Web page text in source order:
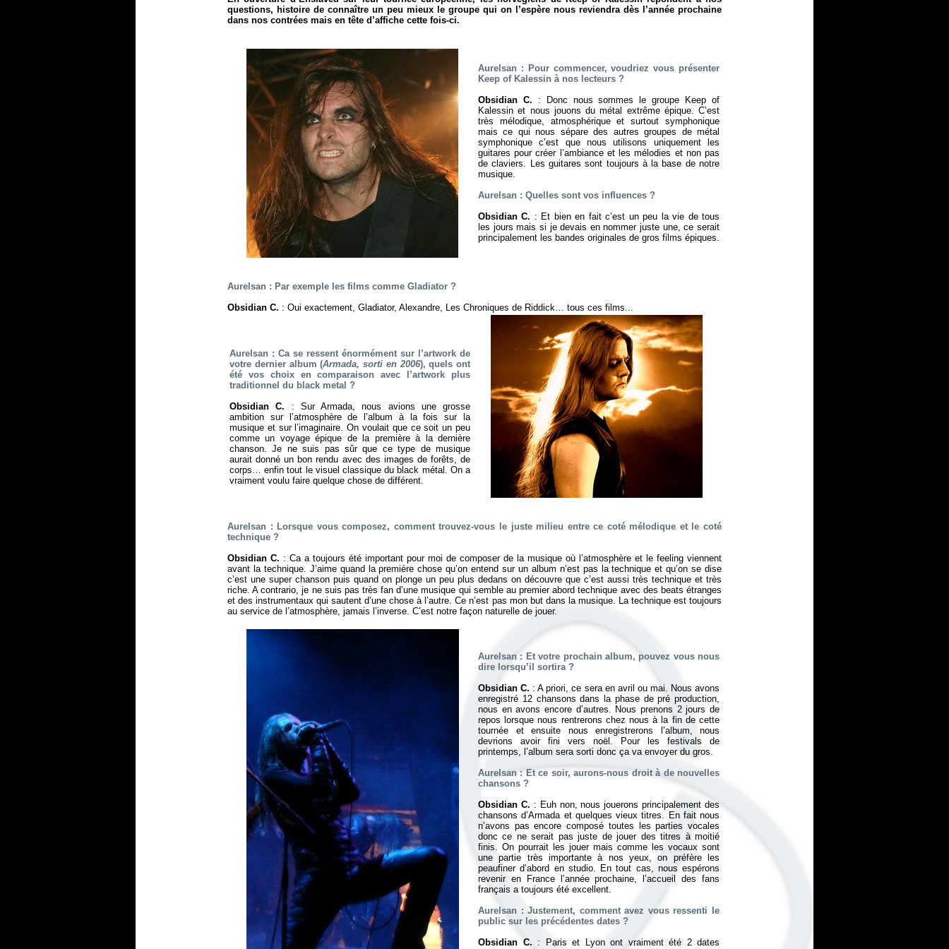
questions, histoire de connaître un peu mieux le groupe qui on l’espère nous reviendra dès l’année prochaine
dans nos contrées mais en tête d’affiche cette fois-ci.
Aurelsan : Pour commencer, voudriez vous présenter
Keep of Kalessin à nos lecteurs ?
Obsidian C. : Donc nous sommes le groupe Keep of
Kalessin et nous jouons du métal extrême épique. C’est
très mélodique, atmosphérique et surtout symphonique
mais ce qui nous sépare des autres groupes de métal
symphonique c’est que nous utilisons uniquement les
guitares pour créer l’ambiance et les mélodies et non pas
de claviers. Les guitares sont toujours à la base de notre
musique.
Aurelsan : Quelles sont vos influences ?
Obsidian C. : Et bien en fait c’est un peu la vie de tous
les jours mais si je devais en nommer juste une, ce serait
principalement les bandes originales de gros films épiques.
Aurelsan : Par exemple les films comme Gladiator ?
Obsidian C. : Oui exactement, Gladiator, Alexandre, Les Chroniques de Riddick… tous ces films...
Aurelsan : Ca se ressent énormément sur l’artwork de
votre dernier album (Armada, sorti en 2006), quels ont
été vos choix en comparaison avec l’artwork plus
traditionnel du black metal ?
Obsidian C. : Sur Armada, nous avions une grosse
ambition sur l’atmosphère de l’album à la fois sur la
musique et sur l’imaginaire. On voulait que ce soit un peu
comme un voyage épique de la première à la dernière
chanson. Je ne suis pas sûr que ce type de musique
aurait donné un bon rendu avec des images de forêts, de
corps… enfin tout le visuel classique du black métal. On a
vraiment voulu faire quelque chose de différent.
Aurelsan : Lorsque vous composez, comment trouvez-vous le juste milieu entre ce coté mélodique et le coté
technique ?
Obsidian C. : Ca a toujours été important pour moi de composer de la musique où l’atmosphère et le feeling viennent
avant la technique. J’aime quand la première chose qu’on entend sur un album n’est pas la technique et qu’on se dise
c’est une super chanson puis quand on plonge un peu plus dedans on découvre que c’est aussi très technique et très
riche. A contrario, je ne suis pas très fan d’une musique qui semble au premier abord technique avec des beats étranges
et des instrumentaux qui sautent d’une chose à l’autre. Ce n’est pas mon but dans la musique. La technique est toujours
au service de l’atmosphère, jamais l’inverse. C’est notre façon naturelle de jouer.
Aurelsan : Et votre prochain album, pouvez vous nous
dire lorsqu’il sortira ?
Obsidian C. : A priori, ce sera en avril ou mai. Nous avons
enregistré 12 chansons dans la phase de pré production,
nous en avons encore d’autres. Nous prenons 2 jours de
repos lorsque nous rentrerons chez nous à la fin de cette
tournée et ensuite nous enregistrerons l’album, nous
devrions avoir fini vers noël. Pour les festivals de
printemps, l’album sera sorti donc ça va envoyer du gros.
Aurelsan : Et ce soir, aurons-nous droit à de nouvelles
chansons ?
Obsidian C. : Euh non, nous jouerons principalement des
chansons d’Armadaet quelques vieux titres. En fait nous
n’avons pas encore composé toutes les parties vocales
donc ce ne serait pas juste de jouer des titres à moitié
finis. On pourrait les jouer mais comme les vocaux sont
une partie très importante à nos yeux, on préfère les
peaufiner d’abord en studio. En tout cas, nous espérons
revenir en France l’année prochaine, l’accueil des fans
français a toujours été excellent.
Aurelsan : Justement, comment avez vous ressenti le
public sur les précédentes dates ?
Obsidian C. : Paris et Lyon ont vraiment été 2 dates